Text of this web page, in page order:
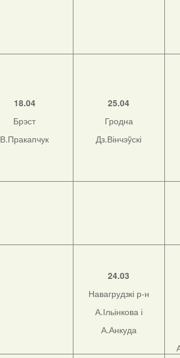
18.04
Брэст
В.Пракапчук
25.04
Гродна
Дз.Вінчэўскі
24.03
Навагрудзкі р-н
А.Ільінкова і
А.Анкуда